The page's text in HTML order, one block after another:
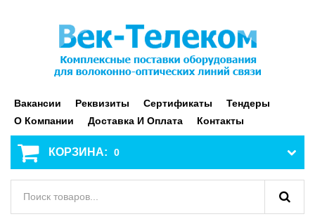
Вакансии Реквизиты Сертификаты
Тендеры
О Компании
Доставка И Оплата Контакты
КОРЗИНА: 0